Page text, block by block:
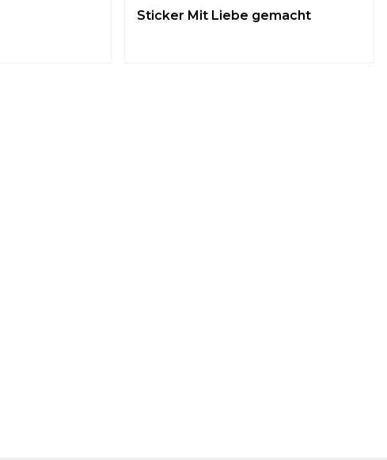
Sticker Mit Liebe gemacht